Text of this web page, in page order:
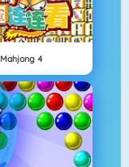
Mahjong 4